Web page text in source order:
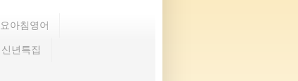
아침영어
년특집